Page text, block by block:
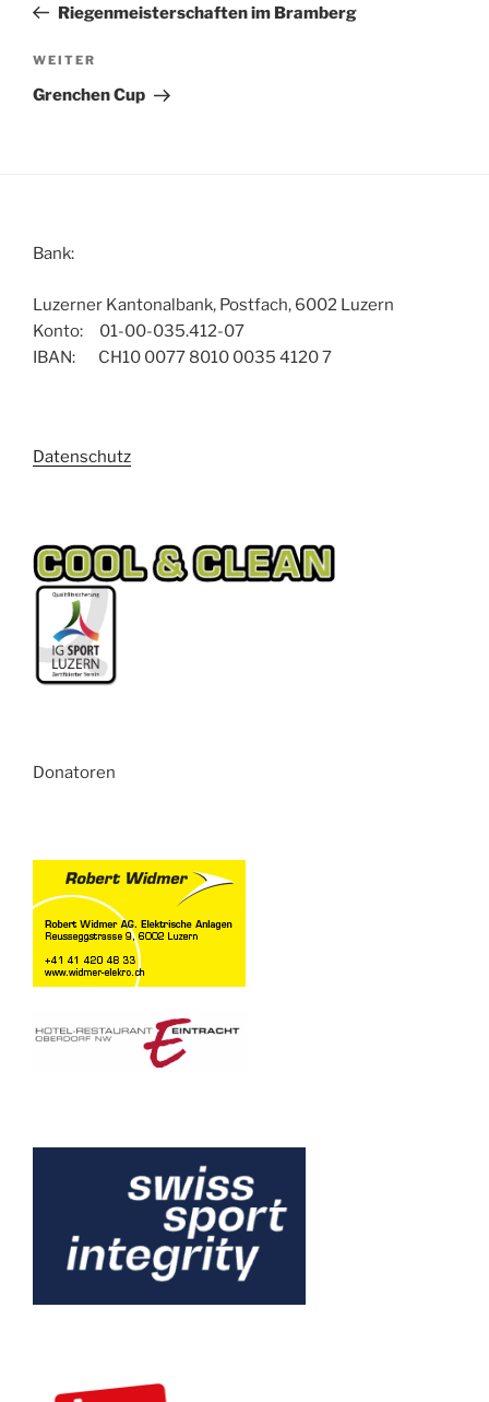
Beitrag
Riegenmeisterschaften im Bramberg
Nächster
Beitrag
WEITER
Grenchen Cup
Bank:
Luzerner Kantonalbank, Postfach, 6002 Luzern
Konto: 01-00-035.412-07
IBAN: CH10 0077 8010 0035 4120 7
Datenschutz
Donatoren